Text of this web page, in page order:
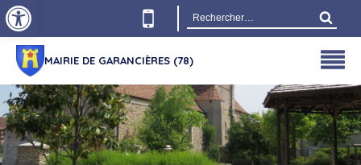
Rechercher :
MAIRIE DE GARANCIÈRES (78)